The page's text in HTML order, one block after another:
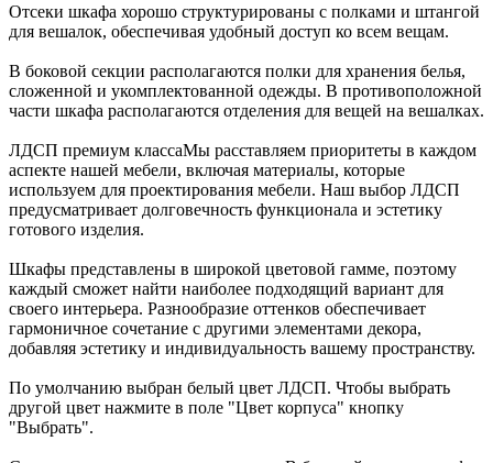
Отсеки шкафа хорошо структурированы с полками и штангой
для вешалок, обеспечивая удобный доступ ко всем вещам.
В боковой секции располагаются полки для хранения белья,
сложенной и укомплектованной одежды. В противоположной
части шкафа располагаются отделения для вещей на вешалках.
ЛДСП премиум классаМы расставляем приоритеты в каждом
аспекте нашей мебели, включая материалы, которые
используем для проектирования мебели. Наш выбор ЛДСП
предусматривает долговечность функционала и эстетику
готового изделия.
Шкафы представлены в широкой цветовой гамме, поэтому
каждый сможет найти наиболее подходящий вариант для
своего интерьера. Разнообразие оттенков обеспечивает
гармоничное сочетание с другими элементами декора,
добавляя эстетику и индивидуальность вашему пространству.
По умолчанию выбран белый цвет ЛДСП. Чтобы выбрать
другой цвет нажмите в поле "Цвет корпуса" кнопку
"Выбрать".